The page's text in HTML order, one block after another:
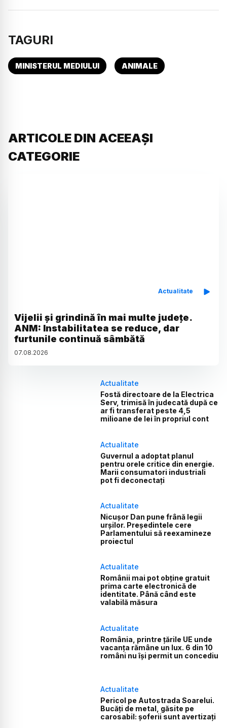
TAGURI
MINISTERUL MEDIULUI ANIMALE
ARTICOLE DIN ACEEAȘI
CATEGORIE
Actualitate
Vijelii și grindină în mai multe județe.
ANM: Instabilitatea se reduce, dar
furtunile continuă sâmbătă
07.08.2026
Actualitate
Fostă directoare de la Electrica
Serv, trimisă în judecată după ce
ar fi transferat peste 4,5
milioane de lei în propriul cont
Actualitate
Guvernul a adoptat planul
pentru orele critice din energie.
Marii consumatori industriali
pot fi deconectați
Actualitate
Nicușor Dan pune frână legii
urșilor. Președintele cere
Parlamentului să reexamineze
proiectul
Actualitate
Românii mai pot obține gratuit
prima carte electronică de
identitate. Până când este
valabilă măsura
Actualitate
România, printre țările UE unde
vacanța rămâne un lux. 6 din 10
români nu își permit un concediu
Actualitate
Pericol pe Autostrada Soarelui.
Bucăți de metal, găsite pe
carosabil: șoferii sunt avertizați